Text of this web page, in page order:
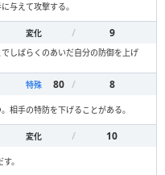
与えて攻撃する。
変化 / 9
しばらくのあいだ自分の防御を上げ
特殊 80 / 8
相手の特防を下げることがある。
変化 / 10
。